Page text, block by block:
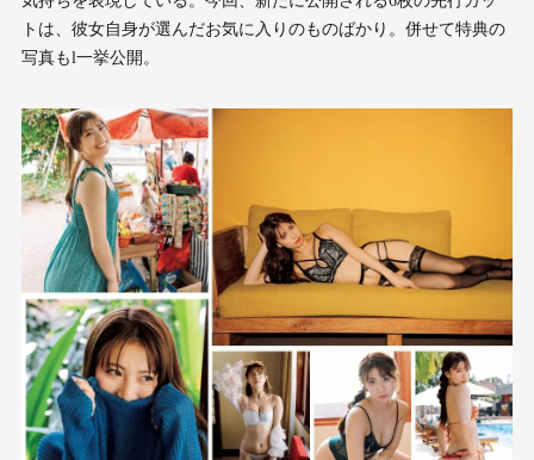
トは、彼女自身が選んだお気に入りのものばかり。併せて特典の
写真もl一挙公開。